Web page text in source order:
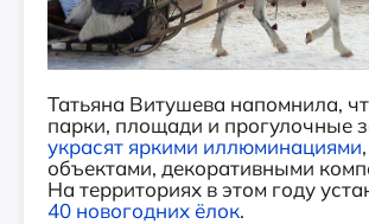
Татьяна Витушева напомнила,
парки, площади и прогулочные
украсят яркими иллюминациями
объектами, декоративными
На территориях в этом году
40 новогодних ёлок.